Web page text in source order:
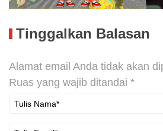
Tinggalkan Balasan
Alamat email Anda tidak akan
Ruas yang wajib ditandai *